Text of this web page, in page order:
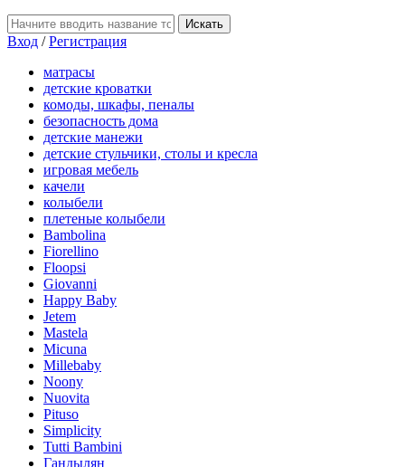
Вход /Регистрация
матрасы
детские кроватки
комоды, шкафы, пеналы
безопасность дома
детские манежи
детские стульчики, столы и кресла
игровая мебель
качели
колыбели
плетеные колыбели
Bambolina
Fiorellino
Floopsi
Giovanni
Happy Baby
Jetem
Mastela
Micuna
Millebaby
Noony
Nuovita
Pituso
Simplicity
Tutti Bambini
Гандылян